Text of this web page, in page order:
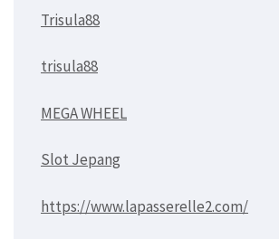
Trisula88
trisula88
MEGA WHEEL
Slot Jepang
https://www.lapasserelle2.com/